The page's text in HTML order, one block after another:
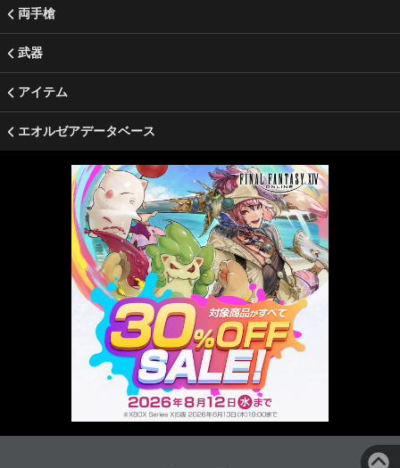
両手槍
武器
アイテム
エオルゼアデータベース